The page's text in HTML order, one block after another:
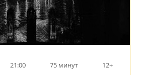
21:00 75 минут 12+